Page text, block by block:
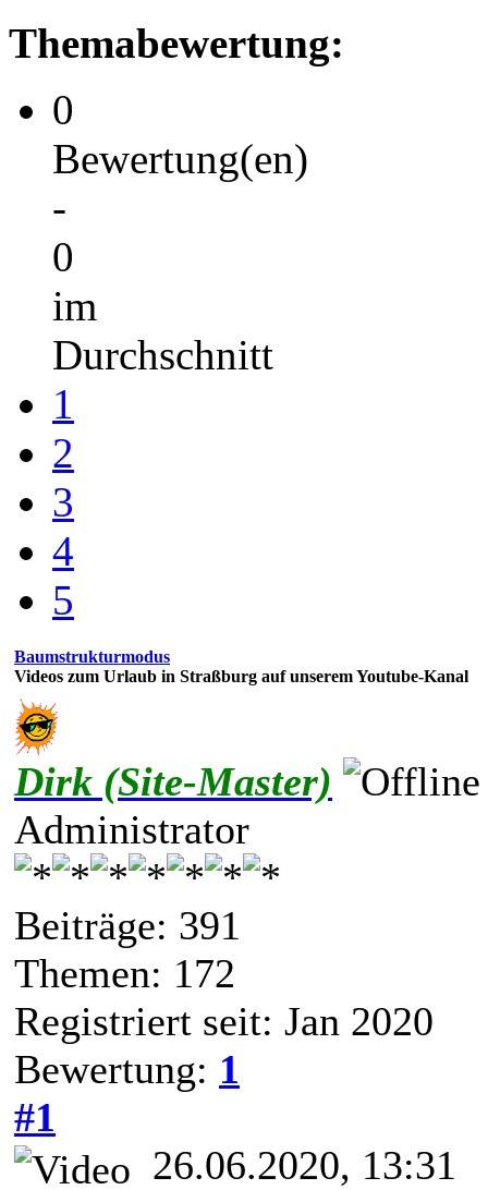
Themabewertung:
0
Bewertung(en)
-
0
im
Durchschnitt
1
2
3
4
5
Baumstrukturmodus
Videos zum Urlaub in Straßburg auf unserem Youtube-Kanal
Dirk (Site-Master)
Administrator
Beiträge: 391
Themen: 172
Registriert seit: Jan 2020
Bewertung: 1
#1
26.06.2020, 13:31